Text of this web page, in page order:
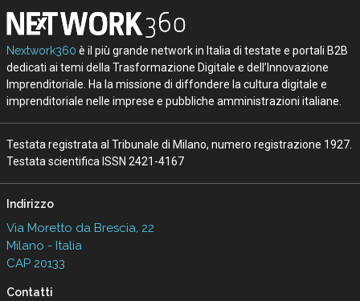
Nextwork360 è il più grande network in Italia di testate e portali B2B
dedicati ai temi della Trasformazione Digitale e dell’Innovazione
Imprenditoriale. Ha la missione di diffondere la cultura digitale e
imprenditoriale nelle imprese e pubbliche amministrazioni italiane.
Testata registrata al Tribunale di Milano, numero registrazione 1927.
Testata scientifica ISSN 2421-4167
Indirizzo
Via Moretto da Brescia, 22
Milano - Italia
CAP 20133
Contatti